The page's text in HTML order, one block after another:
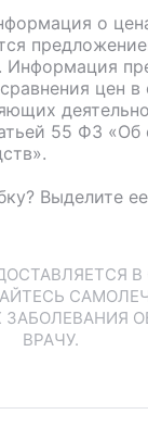
о
Информация
цен
55 ФЗ
Выделите
ВРАЧУ.